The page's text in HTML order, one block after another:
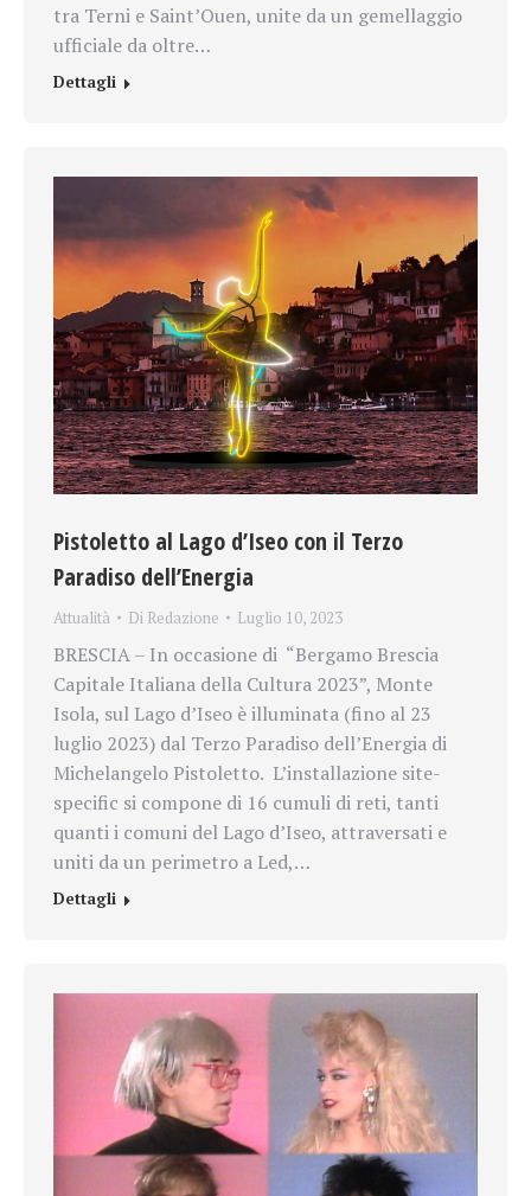
tra Terni e Saint’Ouen, unite da un gemellaggio
ufficiale da oltre…
Dettagli
Pistoletto al Lago d’Iseo con il Terzo
Paradiso dell’Energia
Attualità Di Redazione Luglio 10, 2023
BRESCIA – In occasione di “Bergamo Brescia
Capitale Italiana della Cultura 2023”, Monte
Isola, sul Lago d’Iseo è illuminata (fino al 23
luglio 2023) dal Terzo Paradiso dell’Energia di
Michelangelo Pistoletto. L’installazione site-
specific si compone di 16 cumuli di reti, tanti
quanti i comuni del Lago d’Iseo, attraversati e
uniti da un perimetro a Led,…
Dettagli